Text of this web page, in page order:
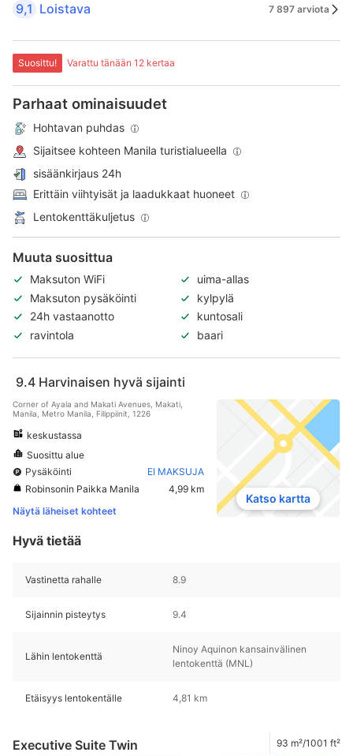
9,1 Loistava 7 897 arviota
Suosittu! Varattu tänään 12 kertaa
Parhaat ominaisuudet
Hohtavan puhdas
Sijaitsee kohteen Manila turistialueella
sisäänkirjaus 24h
Erittäin viihtyisät ja laadukkaat huoneet
Lentokenttäkuljetus
Muuta suosittua
Maksuton WiFi
uima-allas
Maksuton pysäköinti
kylpylä
24h vastaanotto
kuntosali
ravintola
baari
9.4 Harvinaisen hyvä sijainti
Corner of Ayala and Makati Avenues, Makati,
Manila, Metro Manila, Filippiinit, 1226
keskustassa
Suosittu alue
Pysäköinti
EI MAKSUJA
Robinsonin Paikka Manila
4,99 km
Näytä läheiset kohteet
Katso kartta
Hyvä tietää
Vastinetta rahalle 8.9
Sijainnin pisteytys 9.4
Lähin lentokenttä
Ninoy Aquinon kansainvälinen
lentokenttä (MNL)
Etäisyys lentokentälle 4,81 km
Executive Suite Twin 93 m²/1001 ft²